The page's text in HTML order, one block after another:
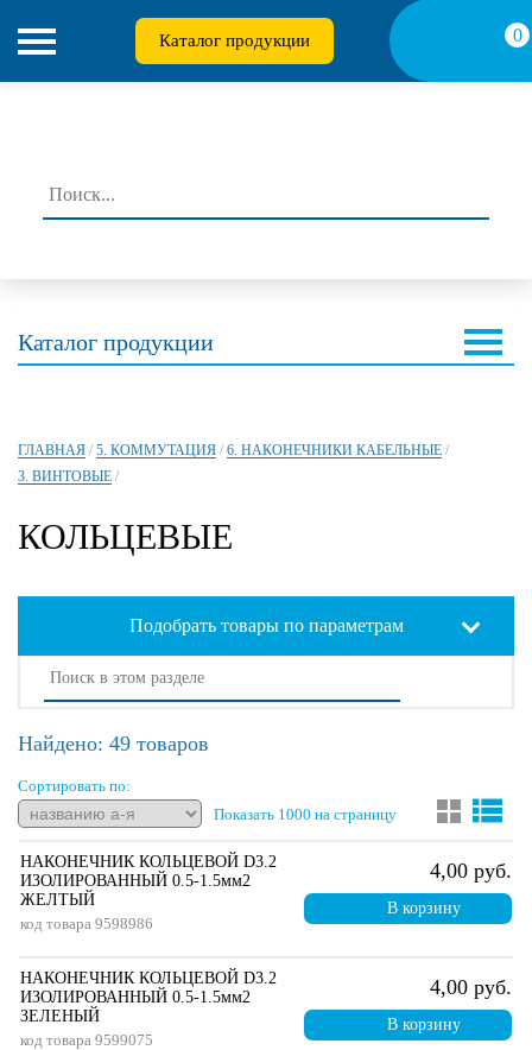
Каталог продукции 0
Каталог продукции
ГЛАВНАЯ / 5. КОММУТАЦИЯ / 6. НАКОНЕЧНИКИ КАБЕЛЬНЫЕ /
3. ВИНТОВЫЕ /
КОЛЬЦЕВЫЕ
Подобрать товары по параметрам
Найдено: 49 товаров
Сортировать по:
Показать 1000 на страницу
НАКОНЕЧНИК КОЛЬЦЕВОЙ D3.2
ИЗОЛИРОВАННЫЙ 0.5-1.5мм2
ЖЕЛТЫЙ
код товара 9598986
4,00 руб.
В корзину
НАКОНЕЧНИК КОЛЬЦЕВОЙ D3.2
ИЗОЛИРОВАННЫЙ 0.5-1.5мм2
ЗЕЛЕНЫЙ
код товара 9599075
4,00 руб.
В корзину